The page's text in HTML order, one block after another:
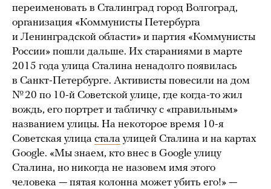
переименовать в Сталинград город Волгоград,
организация «Коммунисты Петербурга
и Ленинградской области» и партия «Коммунисты
России» пошли дальше. Их стараниями в марте
2015 года улица Сталина ненадолго появилась
в Санкт-Петербурге. Активисты повесили на дом
№ 20 по 10-й Советской улице, где когда-то жил
вождь, его портрет и табличку с «правильным»
названием улицы. На некоторое время 10-я
Советская улица стала улицей Сталина и на картах
Google. «Мы знаем, кто внес в Google улицу
Сталина, но никогда не назовем имя этого
человека — пятая колонна может убить его!» —